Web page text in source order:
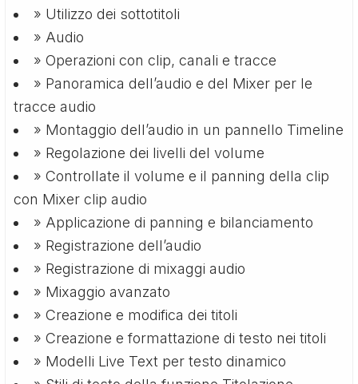
» Utilizzo dei sottotitoli
» Audio
» Operazioni con clip, canali e tracce
» Panoramica dell’audio e del Mixer per le
tracce audio
» Montaggio dell’audio in un pannello Timeline
» Regolazione dei livelli del volume
» Controllate il volume e il panning della clip
con Mixer clip audio
» Applicazione di panning e bilanciamento
» Registrazione dell’audio
» Registrazione di mixaggi audio
» Mixaggio avanzato
» Creazione e modifica dei titoli
» Creazione e formattazione di testo nei titoli
» Modelli Live Text per testo dinamico